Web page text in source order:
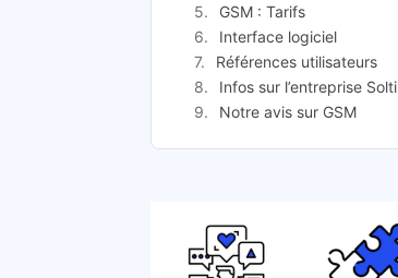
GSM : Tarifs
Interface logiciel
Références utilisateurs
Infos sur l’entreprise Solti
Notre avis sur GSM